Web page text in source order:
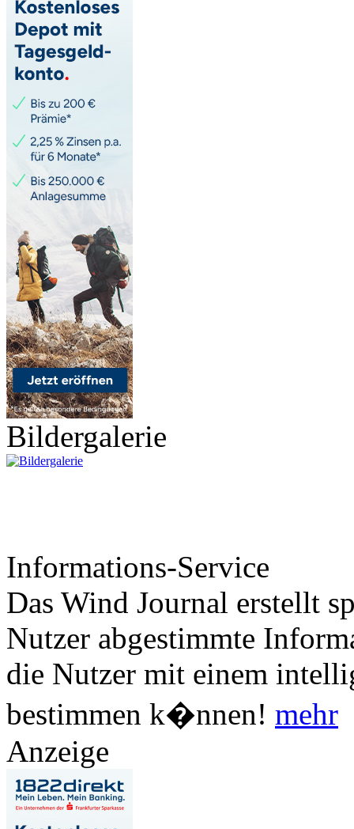
Bildergalerie
Informations-Service
Das Wind Journal erstellt
Nutzer abgestimmte
die Nutzer mit einem
bestimmen k�nnen! mehr
Anzeige